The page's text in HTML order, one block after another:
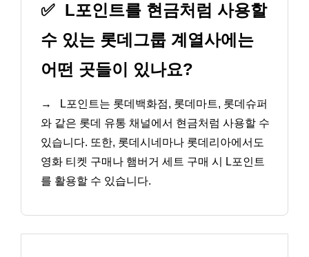
✅ L포인트를 현금처럼 사용할
수 있는 롯데그룹 계열사에는
어떤 곳들이 있나요?
→
L포인트는 롯데백화점, 롯데마트, 롯데슈퍼
와 같은 롯데 유통 채널에서 현금처럼 사용할 수
있습니다. 또한, 롯데시네마나 롯데리아에서도
영화 티켓 구매나 햄버거 세트 구매 시 L포인트
를 활용할 수 있습니다.